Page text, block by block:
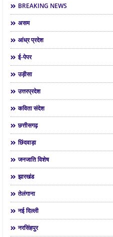
BREAKING NEWS
असम
आंध्र प्रदेश
ई-पेपर
उड़ीसा
उत्तरप्रदेश
कविता संदेश
छत्तीसगढ़
छिंदवाड़ा
जनजाति विशेष
झारखंड
तेलंगाना
नई दिल्ली
नरसिंहपुर